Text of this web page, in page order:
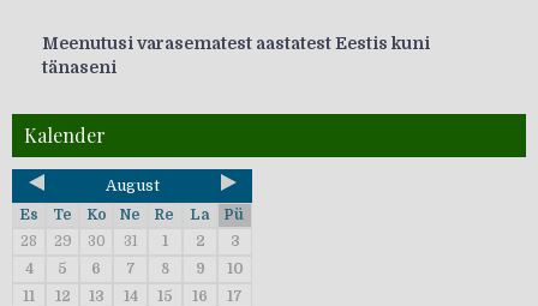
Meenutusi varasematest aastatest Eestis kuni
tänaseni
Kalender
August
Es Te Ko Ne Re La
Pü
28
29 30 31 1 2
3
4
5 6 7 8 9
10
11
12 13 14 15 16
17